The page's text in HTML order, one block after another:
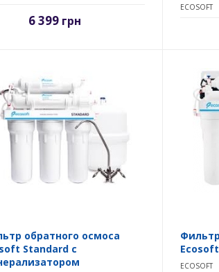
6 399 грн
ECOSOFT
обратного осмоса
Standard с
ECOSOFT